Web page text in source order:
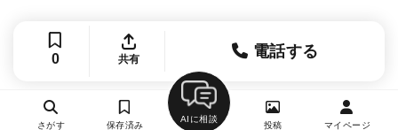
0 共有 電話する
さがす 保存済み
AIに相談
投稿 マイページ